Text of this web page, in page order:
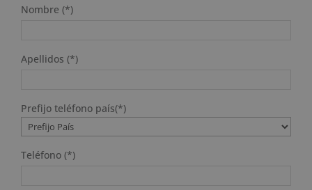
Nombre (*)
Apellidos (*)
Prefijo teléfono país(*)
Teléfono (*)